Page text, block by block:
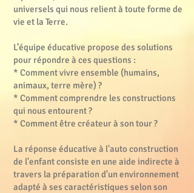
universels qui nous relient à toute forme de
vie et la Terre.
L’équipe éducative propose des solutions
pour répondre à ces questions :
* Comment vivre ensemble (humains,
animaux, terre mère) ?
* Comment comprendre les constructions
qui nous entourent ?
* Comment être créateur à son tour ?
La réponse éducative à l'auto construction
de l'enfant consiste en une aide indirecte à
travers la préparation d'un environnement
adapté à ses caractéristiques selon son